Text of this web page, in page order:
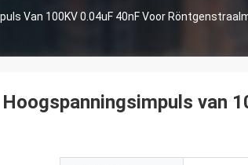
Van 100KV 0.04uF 40nF Voor
van